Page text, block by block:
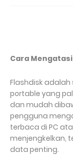
Cara
Flashdisk
portable yang
dan mudah
pengguna
terbaca di PC
menjengkelkan,
data penting.